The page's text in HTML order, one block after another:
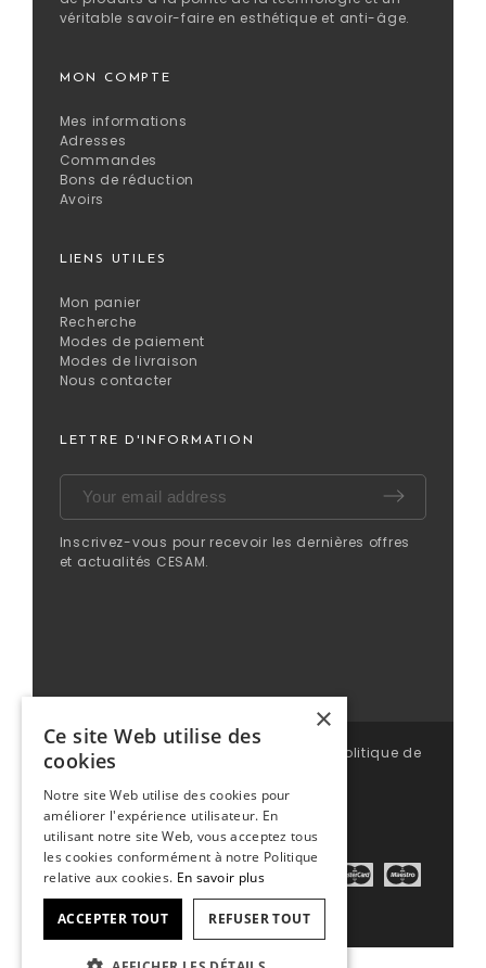
véritable savoir-faire en esthétique et anti-âge.
MON COMPTE
Mes informations
Adresses
Commandes
Bons de réduction
Avoirs
LIENS UTILES
Mon panier
Recherche
Modes de paiement
Modes de livraison
Nous contacter
LETTRE D'INFORMATION
Inscrivez-vous pour recevoir les dernières offres
et actualités CESAM.
© CESAM 2025 | Tous droits réservés |
Politique de
confidentialité
×
Ce site Web utilise des
cookies
Notre site Web utilise des cookies pour
améliorer l'expérience utilisateur. En
utilisant notre site Web, vous acceptez tous
les cookies conformément à notre Politique
relative aux cookies. En savoir plus
ACCEPTER TOUT REFUSER TOUT